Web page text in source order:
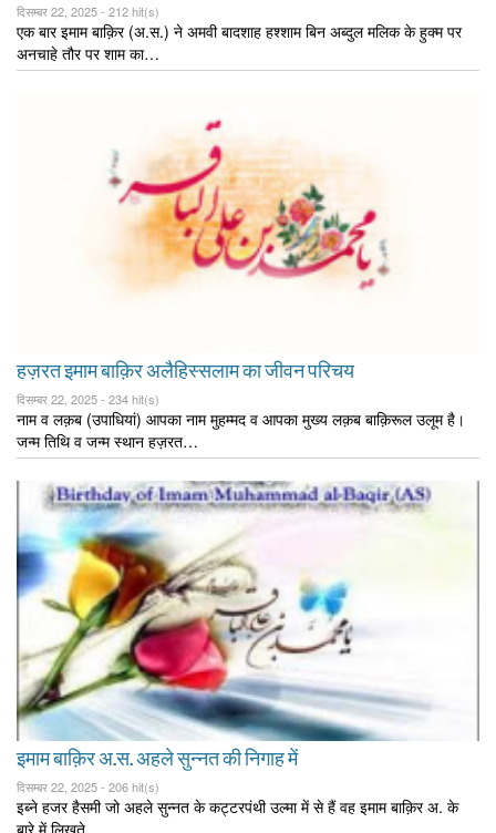
दिसम्बर 22, 2025 - 212 hit(s)
एक बार इमाम बाक़िर (अ.स.) ने अमवी बादशाह हश्शाम बिन अब्दुल मलिक के हुक्म पर
अनचाहे तौर पर शाम का…
हज़रत इमाम बाक़िर अलैहिस्सलाम का जीवन परिचय
दिसम्बर 22, 2025 - 234 hit(s)
नाम व लक़ब (उपाधियां) आपका नाम मुहम्मद व आपका मुख्य लक़ब बाक़िरूल उलूम है।
जन्म तिथि व जन्म स्थान हज़रत…
इमाम बाक़िर अ.स. अहले सुन्नत की निगाह में
दिसम्बर 22, 2025 - 206 hit(s)
इब्ने हजर हैसमी जो अहले सुन्नत के कट्टरपंथी उल्मा में से हैं वह इमाम बाक़िर अ. के
बारे में लिखते…